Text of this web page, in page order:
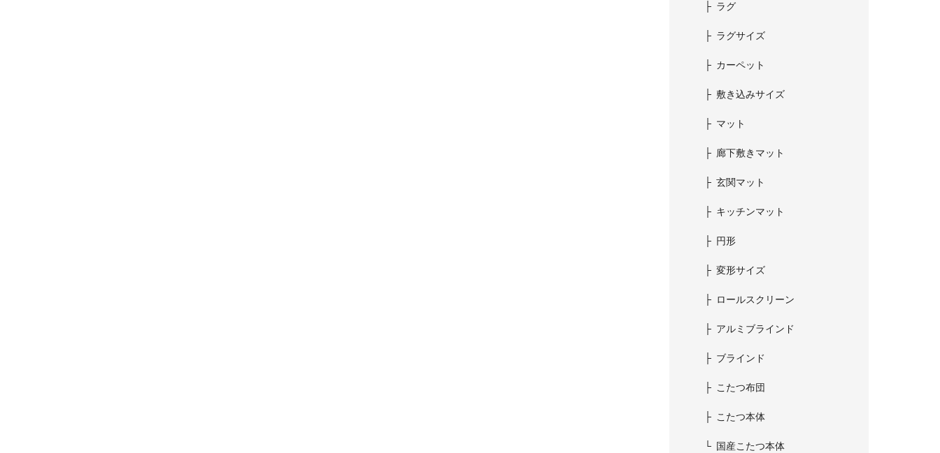
ラグ
ラグサイズ
カーペット
敷き込みサイズ
マット
廊下敷きマット
玄関マット
キッチンマット
円形
変形サイズ
ロールスクリーン
アルミブラインド
ブラインド
こたつ布団
こたつ本体
国産こたつ本体